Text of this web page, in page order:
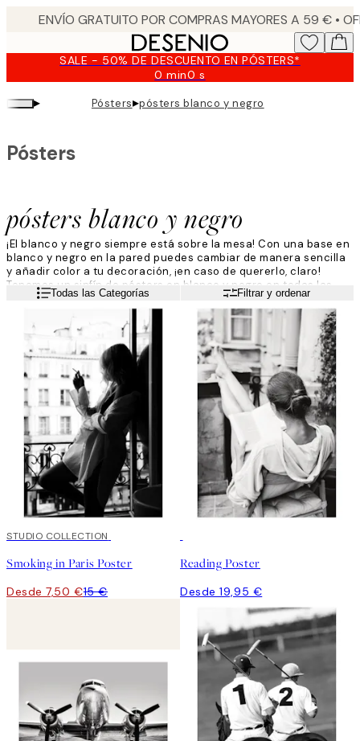
SALE - 50% DE DESCUENTO EN PÓSTERS*
0 min0 s
Válido
hasta:
2026-
▸ Pósters▸pósters blanco y negro
pósters blanco y negro
Pósters
¡El blanco y negro siempre está sobre la mesa! Con una base en
blanco y negro en la pared puedes cambiar de manera sencilla
y añadir color a tu decoración, ¡en caso de quererlo, claro!
Tenemos un sinfín de pósters en blanco y negro en todas las
categorías: desde bonitas fotografías artísticas hasta
ilustraciones gráficas y motivos de la naturaleza en blanco y
negro.
Leer másTodas las Categorías Filtrar y ordenar
50%*
STUDIO COLLECTION
Smoking in Paris Poster
Desde 7,50 €15 €
Reading Poster
Desde 19,95 €